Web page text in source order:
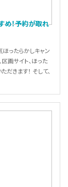
め！予約が取れ
ったらかしキャン
画サイト、ほった
だきます！ そして、